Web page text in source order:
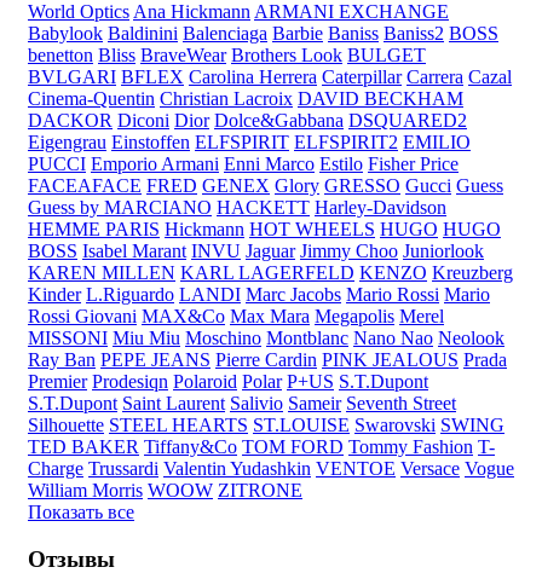
World Optics Ana Hickmann ARMANI EXCHANGE
Babylook Baldinini Balenciaga Barbie Baniss Baniss2 BOSS
benetton Bliss BraveWear Brothers Look BULGET
BVLGARI BFLEX Carolina Herrera Caterpillar Carrera Cazal
Cinema-Quentin Christian Lacroix DAVID BECKHAM
DACKOR Diconi Dior Dolce&Gabbana DSQUARED2
Eigengrau Einstoffen ELFSPIRIT ELFSPIRIT2 EMILIO
PUCCI Emporio Armani Enni Marco Estilo Fisher Price
FACEAFACE FRED GENEX Glory GRESSO Gucci Guess
Guess by MARCIANO HACKETT Harley-Davidson
HEMME PARIS Hickmann HOT WHEELS HUGO HUGO
BOSS Isabel Marant INVU Jaguar Jimmy Choo Juniorlook
KAREN MILLEN KARL LAGERFELD KENZO Kreuzberg
Kinder L.Riguardo LANDI Marc Jacobs Mario Rossi Mario
Rossi Giovani MAX&Co Max Mara Megapolis Merel
MISSONI Miu Miu Moschino Montblanc Nano Nao Neolook
Ray Ban PEPE JEANS Pierre Cardin PINK JEALOUS Prada
Premier Prodesiqn Polaroid Polar P+US S.T.Dupont
S.T.Dupont Saint Laurent Salivio Sameir Seventh Street
Silhouette STEEL HEARTS ST.LOUISE Swarovski SWING
TED BAKER Tiffany&Co TOM FORD Tommy Fashion T-
Charge Trussardi Valentin Yudashkin VENTOE Versace Vogue
William Morris WOOW ZITRONE
Показать все
Отзывы